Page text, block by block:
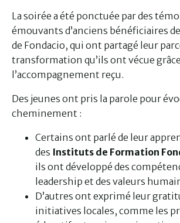
La soirée a été ponctuée par des
émouvants d’anciens bénéficiaires
de Fondacio, qui ont partagé leur
transformation qu’ils ont vécue
l’accompagnement reçu.
Des jeunes ont pris la parole pour
cheminement :
Certains ont parlé de leur
des Instituts de Formation
ils ont développé des
leadership et des valeurs
D’autres ont exprimé leur
initiatives locales, comme les